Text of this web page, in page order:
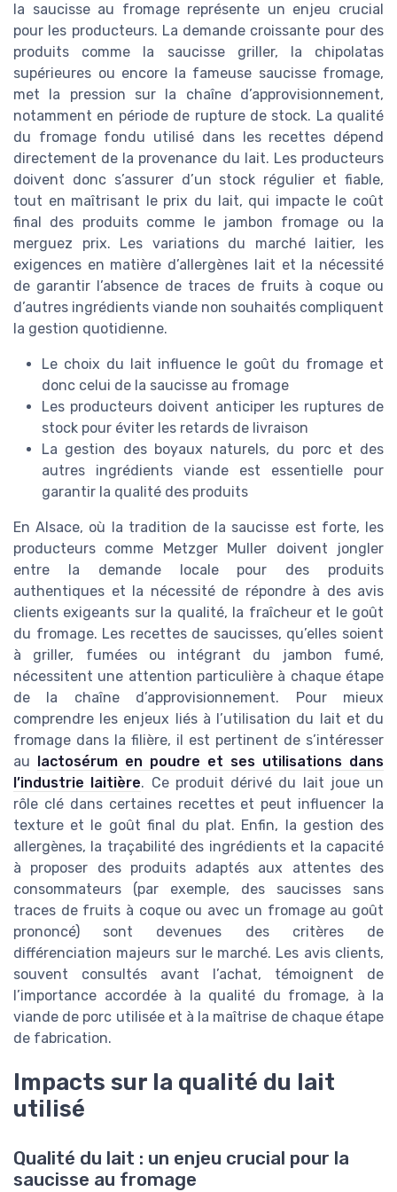
la saucisse au fromage représente un enjeu crucial
pour les producteurs. La demande croissante pour des
produits comme la saucisse griller, la chipolatas
supérieures ou encore la fameuse saucisse fromage,
met la pression sur la chaîne d’approvisionnement,
notamment en période de rupture de stock. La qualité
du fromage fondu utilisé dans les recettes dépend
directement de la provenance du lait. Les producteurs
doivent donc s’assurer d’un stock régulier et fiable,
tout en maîtrisant le prix du lait, qui impacte le coût
final des produits comme le jambon fromage ou la
merguez prix. Les variations du marché laitier, les
exigences en matière d’allergènes lait et la nécessité
de garantir l’absence de traces de fruits à coque ou
d’autres ingrédients viande non souhaités compliquent
la gestion quotidienne.
Le choix du lait influence le goût du fromage et
donc celui de la saucisse au fromage
Les producteurs doivent anticiper les ruptures de
stock pour éviter les retards de livraison
La gestion des boyaux naturels, du porc et des
autres ingrédients viande est essentielle pour
garantir la qualité des produits
En Alsace, où la tradition de la saucisse est forte, les
producteurs comme Metzger Muller doivent jongler
entre la demande locale pour des produits
authentiques et la nécessité de répondre à des avis
clients exigeants sur la qualité, la fraîcheur et le goût
du fromage. Les recettes de saucisses, qu’elles soient
à griller, fumées ou intégrant du jambon fumé,
nécessitent une attention particulière à chaque étape
de la chaîne d’approvisionnement. Pour mieux
comprendre les enjeux liés à l’utilisation du lait et du
fromage dans la filière, il est pertinent de s’intéresser
au lactosérum en poudre et ses utilisations dans
l’industrie laitière. Ce produit dérivé du lait joue un
rôle clé dans certaines recettes et peut influencer la
texture et le goût final du plat. Enfin, la gestion des
allergènes, la traçabilité des ingrédients et la capacité
à proposer des produits adaptés aux attentes des
consommateurs (par exemple, des saucisses sans
traces de fruits à coque ou avec un fromage au goût
prononcé) sont devenues des critères de
différenciation majeurs sur le marché. Les avis clients,
souvent consultés avant l’achat, témoignent de
l’importance accordée à la qualité du fromage, à la
viande de porc utilisée et à la maîtrise de chaque étape
de fabrication.
Impacts sur la qualité du lait
utilisé
Qualité du lait : un enjeu crucial pour la
saucisse au fromage